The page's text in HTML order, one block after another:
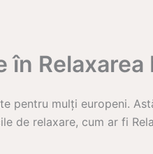
Relaxarea
pentru mulți europeni.
de relaxare, cum ar fi